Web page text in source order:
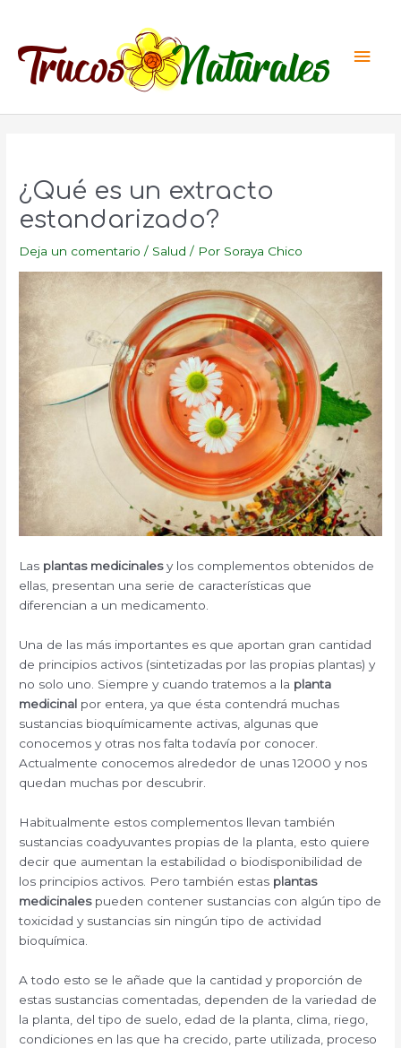
contenido
¿Qué es un extracto
estandarizado?
Deja un comentario / Salud / Por Soraya Chico
Las plantas medicinalesy los complementos obtenidos de
ellas, presentan una serie de características que
diferencian a un medicamento.
Una de las más importantes es que aportan gran cantidad
de principios activos (sintetizadas por las propias plantas) y
no solo uno. Siempre y cuando tratemos a la planta
medicinal por entera, ya que ésta contendrá muchas
sustancias bioquímicamente activas, algunas que
conocemos y otras nos falta todavía por conocer.
Actualmente conocemos alrededor de unas 12000 y nos
quedan muchas por descubrir.
Habitualmente estos complementos llevan también
sustancias coadyuvantes propias de la planta, esto quiere
decir que aumentan la estabilidad o biodisponibilidad de
los principios activos. Pero también estas plantas
medicinalespueden contener sustancias con algún tipo de
toxicidad y sustancias sin ningún tipo de actividad
bioquímica.
A todo esto se le añade que la cantidad y proporción de
estas sustancias comentadas, dependen de la variedad de
la planta, del tipo de suelo, edad de la planta, clima, riego,
condiciones en las que ha crecido, parte utilizada, proceso